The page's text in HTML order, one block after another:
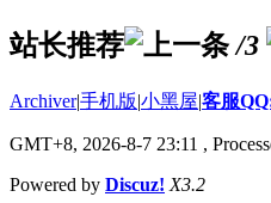
站长推荐 /3
Archiver|手机版|小黑屋|客服
GMT+8, 2026-8-7 23:11 ,
Powered by Discuz! X3.2